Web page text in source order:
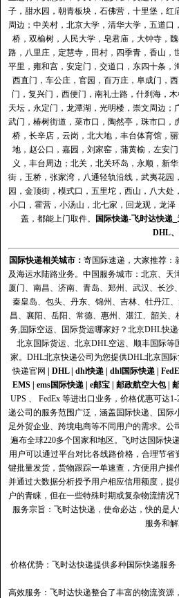
子，甜水园，朝青板块，石佛营，十里堡，
周边；中关村，北京大学，清华大学，五道
桥，双榆树，人民大学，皂君庙，大钟寺，
路，八里庄，定慧寺，田村，四季青，香山
平里，雍和宫，安定门，交道口，东四十条
西直门，车公庄，官园，百万庄，阜成门，
门，复兴门，西便门，南礼士路，什刹海，
天坛，永定门，龙潭湖，光明楼，崇文周边
武门，椿树街道，菜市口，陶然亭，珠市口
桥，长辛店，云岗，北大地，丰台体育馆，
地，赵公口，嘉园，刘家窑，蒲黄榆，左安
义，丰台周边；北关，北关环岛，永顺，新
街，玉桥，张家湾，八通轻轨沿线，武夷花
园，金顶街，模式口，五里坨，西山，八大
小口，霍营，小汤山，北七家，回龙观，龙
盖，都能上门取件。
国际快递-飞时达快递_
DHL、
国际快递相关城市： 寄国际速递，大家推荐：
及海运水陆路业务。中国服务城市：北京、
厦门、南昌、济南、青岛、郑州、武汉、长
秦皇岛、包头、丹东、锦州、吉林、牡丹江
昌、襄阳、岳阳、常德、惠州、湛江、韶关
务,国际空运、国际货运哪家好？北京DHL快
北京国际货运、北京DHL空运、顺丰国际
家。DHL北京快递公司为您提供DHL北京国
快递官网
DHL| dhl快递| dhl国际快递|
EMS| ems国际快递| e邮宝| 邮政航空大包|
UPS 、 FedEx 等进出口业务，价格优惠可达
递公司的服务范围广泛，涵盖国际快递、国
足外贸企业、跨境电商等不同用户的需求。
遍布全球220多个国家和地区。飞时达国际快
用户可以通过平台对比各线路价格，合理节
键批量发货，货物跟踪一单速查，方便用户
并通过大数据分析授予用户相应信用额度，
户的青睐，但在一些特殊时期或复杂物流情
服务宗旨：飞时达快递，使命必达，快的是
服务和
价格优势：飞时达快递提供多种国际快递服
高效服务：飞时达快递整合了丰富的物流资